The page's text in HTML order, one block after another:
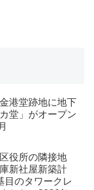
港堂跡地に地下
堂」がオープン
役所の隣接地
新社屋新築計
目のタワークレ